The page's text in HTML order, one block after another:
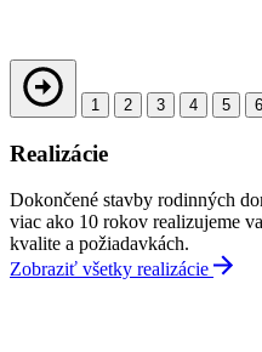
1 2 3 4 5 6
Realizácie
Dokončené stavby rodinných
viac ako 10 rokov realizujeme
kvalite a požiadavkách.
Zobraziť všetky realizácie